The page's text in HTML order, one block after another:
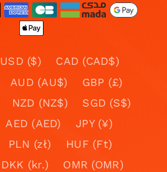
USD ($)
CAD (CAD$)
AUD (AU$)
GBP (£)
NZD (NZ$)
SGD (S$)
AED (AED)
JPY (¥)
PLN (zł)
HUF (Ft)
DKK (kr.)
OMR (OMR)